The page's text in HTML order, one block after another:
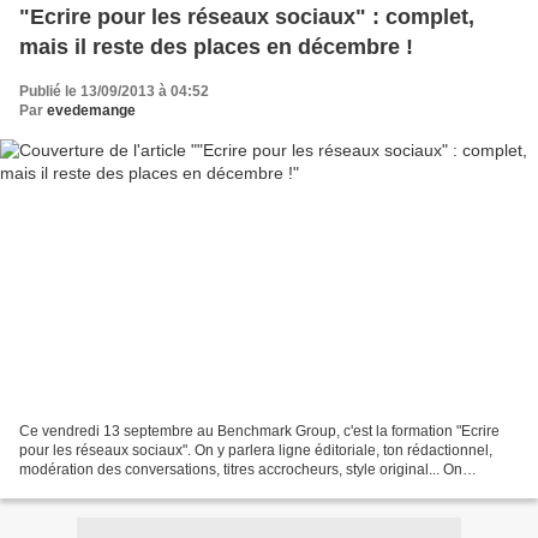
"Ecrire pour les réseaux sociaux" : complet,
mais il reste des places en décembre !
Publié le 13/09/2013 à 04:52
Par evedemange
Ce vendredi 13 septembre au Benchmark Group, c'est la formation "Ecrire
pour les réseaux sociaux". On y parlera ligne éditoriale, ton rédactionnel,
modération des conversations, titres accrocheurs, style original... On